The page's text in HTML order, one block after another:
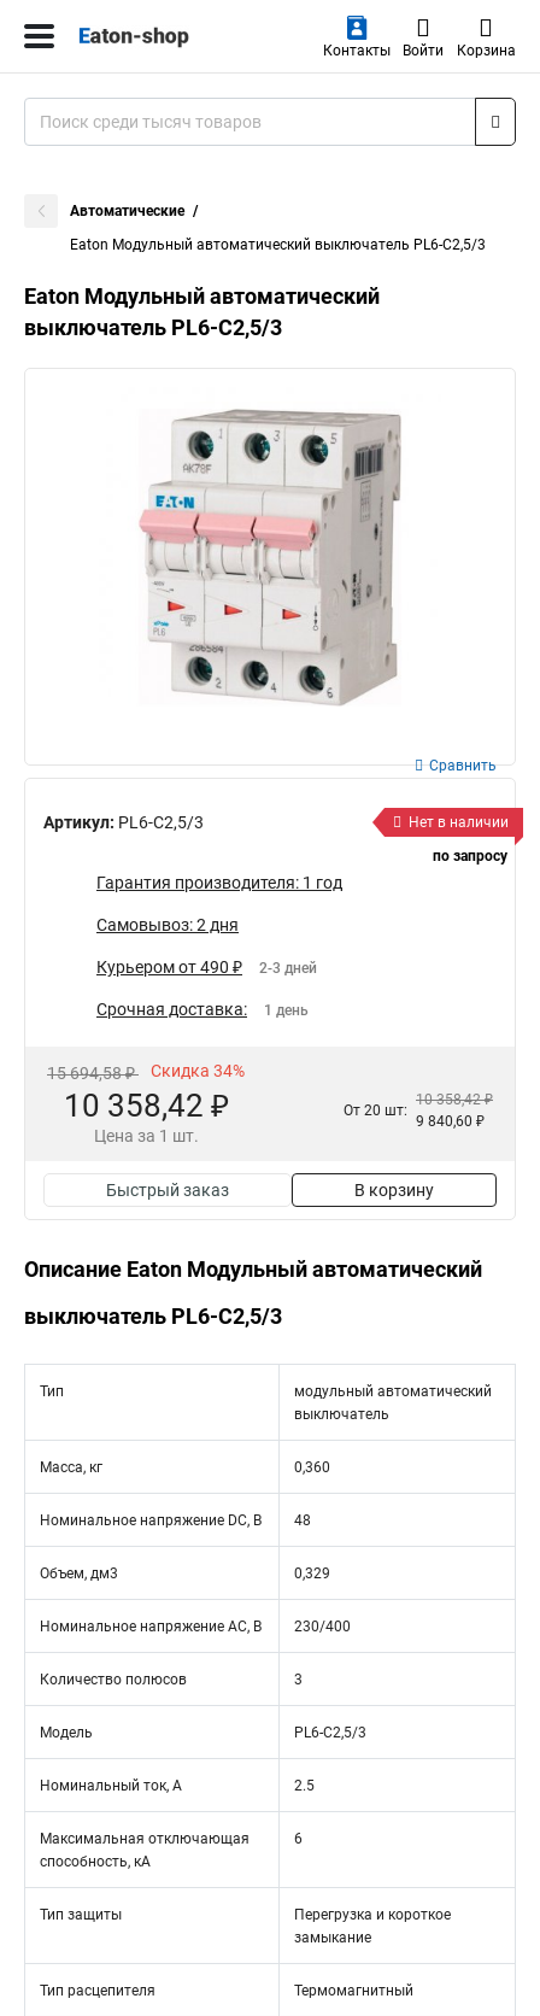
Контакты Войти Корзина
Автоматические
Eaton Модульный автоматический выключатель PL6-C2,5/3
Eaton Модульный автоматический
выключатель PL6-C2,5/3
Артикул: PL6-C2,5/3
Сравнить
Нет в наличии
по запросу
Гарантия производителя: 1 год
Самовывоз: 2 дня
Курьером от 490 ₽ 2-3 дней
Срочная доставка: 1 день
15 694,58 ₽ Скидка 34%
10 358,42 ₽
Цена за 1 шт.
От 20 шт:
10 358,42 ₽
9 840,60 ₽
Быстрый заказ В корзину
Описание Eaton Модульный автоматический
выключатель PL6-C2,5/3
Тип
модульный автоматический
выключатель
Масса, кг 0,360
Номинальное напряжение DC, В 48
Объем, дм3 0,329
Номинальное напряжение АС, В 230/400
Количество полюсов 3
Модель PL6-C2,5/3
Номинальный ток, А 2.5
Максимальная отключающая
способность, кА
6
Тип защиты
Перегрузка и короткое
замыкание
Тип расцепителя Термомагнитный